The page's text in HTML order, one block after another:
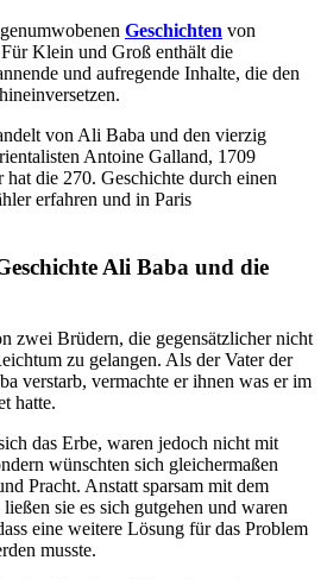
Geschichten von
Klein und Groß enthält die
und aufregende Inhalte, die den
von Ali Baba und den vierzig
Antoine Galland, 1709
die 270. Geschichte durch einen
erfahren und in Paris
Ali Baba und die
zwei Brüdern, die gegensätzlicher nicht
zu gelangen. Als der Vater der
verstarb, vermachte er ihnen was er im
hatte.
das Erbe, waren jedoch nicht mit
wünschten sich gleichermaßen
Pracht. Anstatt sparsam mit dem
sie es sich gutgehen und waren
eine weitere Lösung für das Problem
musste.